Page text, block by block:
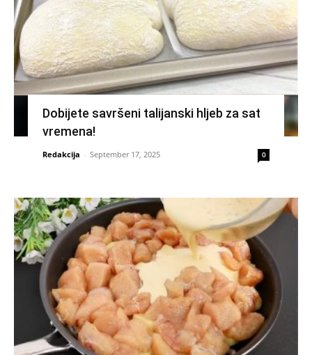
Dobijete savršeni talijanski hljeb za sat
vremena!
Redakcija - September 17, 2025 0